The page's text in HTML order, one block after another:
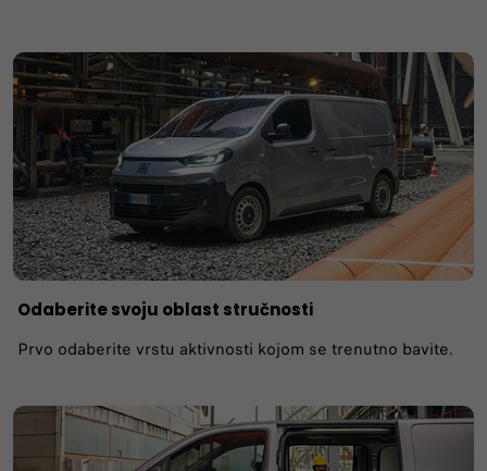
Odaberite svoju oblast stručnosti
Prvo odaberite vrstu aktivnosti kojom se trenutno bavite.